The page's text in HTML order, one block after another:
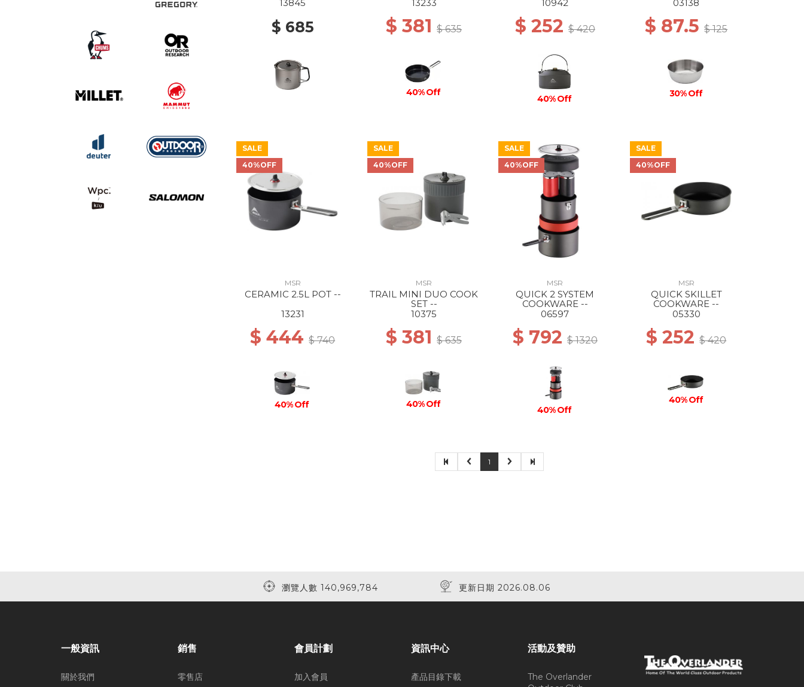
13845
$ 685
13233
$ 381$ 635
40% Off
10942
$ 252 $ 420
40% Off
03138
$ 87.5$ 125
30% Off
SALE
40%OFF
MSR
CERAMIC 2.5L POT --
13231
$ 444$ 740
40% Off
SALE
40%OFF
MSR
TRAIL MINI DUO COOK
SET --
10375
$ 381$ 635
40% Off
SALE
40%OFF
MSR
QUICK 2 SYSTEM
COOKWARE --
06597
$ 792 $ 1320
40% Off
SALE
40%OFF
MSR
QUICK SKILLET
COOKWARE --
05330
$ 252$ 420
40% Off
1
瀏覽人數 140,969,784 更新日期 2026.08.06
一般資訊
關於我們
銷售
零售店
會員計劃
加入會員
資訊中心
產品目錄下載
活動及贊助
The Overlander